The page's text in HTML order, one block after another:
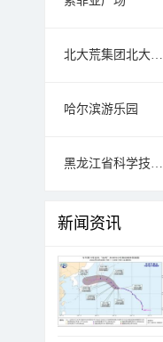
北大荒集团北大荒现代农业园
哈尔滨游乐园
黑龙江省科学技术馆
新闻资讯